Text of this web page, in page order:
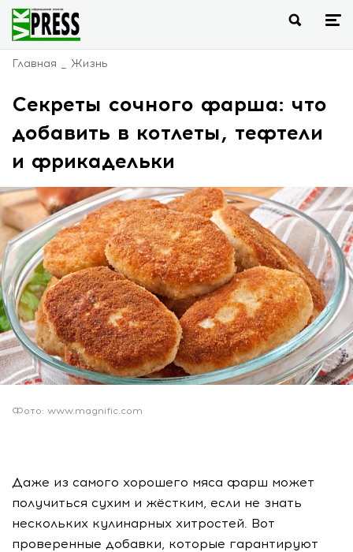
Главная Жизнь
Секреты сочного фарша: что
добавить в котлеты, тефтели
и фрикадельки
Фото: www.magnific.com
Даже из самого хорошего мяса фарш может
получиться сухим и жёстким, если не знать
нескольких кулинарных хитростей. Вот
проверенные добавки, которые гарантируют